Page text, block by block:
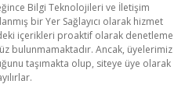
Bilgi Teknolojileri ve İletişim
bir Yer Sağlayıcı olarak hizmet
içerikleri proaktif olarak denetleme
bulunmamaktadır. Ancak, üyelerimiz
taşımakta olup, siteye üye olarak